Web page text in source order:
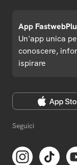
App
Un'app unica
conoscere,
ispirare
Seguici